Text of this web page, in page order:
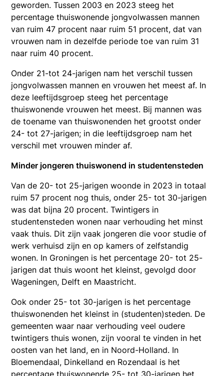
geworden. Tussen 2003 en 2023 steeg het
percentage thuiswonende jongvolwassen mannen
van ruim 47 procent naar ruim 51 procent, dat van
vrouwen nam in dezelfde periode toe van ruim 31
naar ruim 40 procent.
Onder 21-tot 24-jarigen nam het verschil tussen
jongvolwassen mannen en vrouwen het meest af. In
deze leeftijdsgroep steeg het percentage
thuiswonende vrouwen het meest. Bij mannen was
de toename van thuiswonenden het grootst onder
24- tot 27-jarigen; in die leeftijdsgroep nam het
verschil met vrouwen minder af.
Minder jongeren thuiswonend in studentensteden
Van de 20- tot 25-jarigen woonde in 2023 in totaal
ruim 57 procent nog thuis, onder 25- tot 30-jarigen
was dat bijna 20 procent. Twintigers in
studentensteden wonen naar verhouding het minst
vaak thuis. Dit zijn vaak jongeren die voor studie of
werk verhuisd zijn en op kamers of zelfstandig
wonen. In Groningen is het percentage 20- tot 25-
jarigen dat thuis woont het kleinst, gevolgd door
Wageningen, Delft en Maastricht.
Ook onder 25- tot 30-jarigen is het percentage
thuiswonenden het kleinst in (studenten)steden. De
gemeenten waar naar verhouding veel oudere
twintigers thuis wonen, zijn vooral te vinden in het
oosten van het land, en in Noord-Holland. In
Bloemendaal, Dinkelland en Rozendaal is het
percentage thuiswonende 25- tot 30-jarigen het